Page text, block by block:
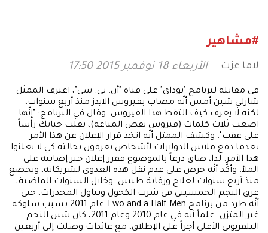
#مشاهير
لاما عزت الأربعاء 18 نوفمبر 2015 17:50
في مقابلة لبرنامج "توداي" على قناة "أن. بي. سي"، اعترف الممثل
شارلي شين أمس أنّه مصاب بفيروس الايدز منذ أربع سنوات،
لكنه لا يعرف كيف التقط هذا الفيروس. وقال في البرنامج: "إنّها
اصعب ثلاث كلمات (فيروس نقص المناعة)، تقلب حياتك رأساً
على عقب". وكشف الممثل أنّه اتخذ قرار الإعلان عن هذا الأمر
بعدما دفع ملايين الدولارات لأشخاص يعرفون بحالته كي لا يعلنوا
هذا الأمر. لذا، ضاق ذرعاً بالموضوع فقرر إعلان خبر إصابته على
الملأ. وأكّد أنّه حرص على عدم نقل هذه العدوى لشريكاته، ويخضع
منذ أربع سنوات لعلاج ورقابة طبيين. وخلال السنوات الماضية،
غرق النجم الخمسيني في شرب الكحول وتناول المخدرات، حتى
أنّه طرد من برنامج Two and a Half Men عام 2011 بسبب سلوكه
غير المتزن. علماً أنّه في عام 2010 وعام 2011، كان شين النجم
التلفزيوني الأغلى أجراً على الإطلاق، مع عائدات وصلت إلى أربعين